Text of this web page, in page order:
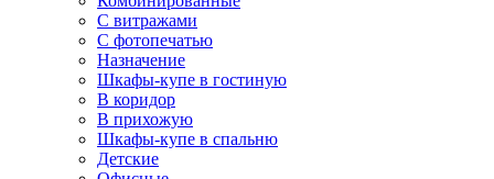
С витражами
С фотопечатью
Назначение
Шкафы-купе в гостиную
В коридор
В прихожую
Шкафы-купе в спальню
Детские